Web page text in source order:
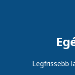
Legfrissebb